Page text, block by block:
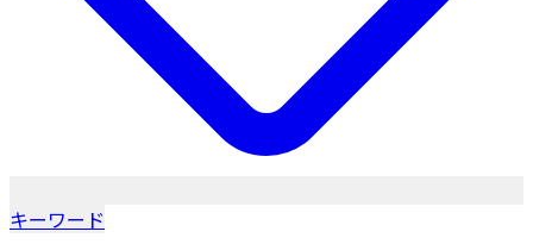
キーワード